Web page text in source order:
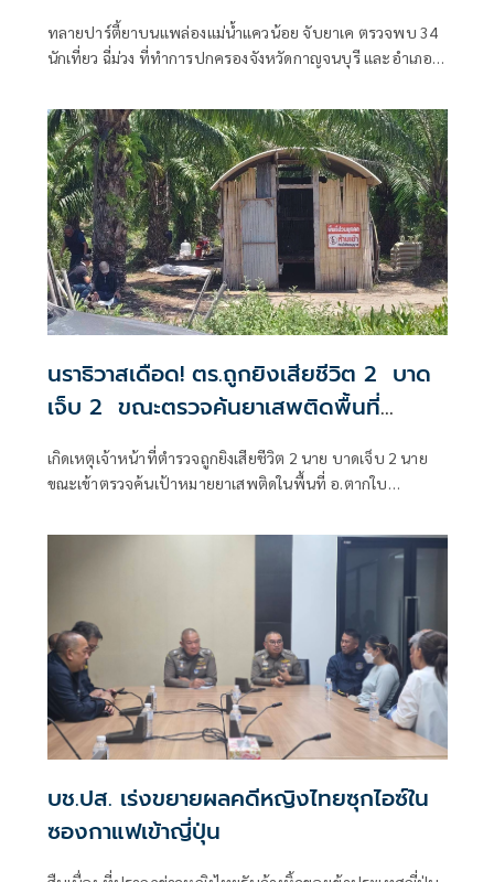
ทลายปาร์ตี้ยาบนแพล่องแม่น้ำแควน้อย จับยาเค ตรวจพบ 34
นักเที่ยว ฉี่ม่วง ที่ทำการปกครองจังหวัดกาญจนบุรี และอําเภอ
ยาเสพติด
นราธิวาสเดือด! ตร.ถูกยิงเสียชีวิต 2 บาด
เจ็บ 2 ขณะตรวจค้นยาเสพติดพื้นที่
เกิดเหตุเจ้าหน้าที่ตำรวจถูกยิงเสียชีวิต 2 นาย บาดเจ็บ 2 นาย
ขณะเข้าตรวจค้นเป้าหมายยาเสพติดในพื้นที่ อ.ตากใบ
บช.ปส. เร่งขยายผลคดีหญิงไทยซุกไอซ์ใน
ซองกาแฟเข้าญี่ปุ่น